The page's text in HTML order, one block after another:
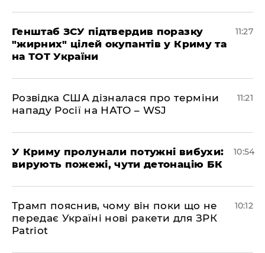
Генштаб ЗСУ підтвердив поразку
"жирних" цілей окупантів у Криму та
на ТОТ України
11:27
Розвідка США дізналася про терміни
нападу Росії на НАТО – WSJ
11:21
У Криму пролунали потужні вибухи:
вирують пожежі, чути детонацію БК
10:54
Трамп пояснив, чому він поки що не
передає Україні нові ракети для ЗРК
Patriot
10:12